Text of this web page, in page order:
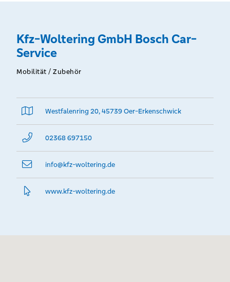
Kfz-Woltering GmbH Bosch Car-
Service
Mobilität / Zubehör
Westfalenring 20, 45739 Oer-Erkenschwick
02368 697150
info@­kfz-woltering.de
www.­kfz-woltering.­de